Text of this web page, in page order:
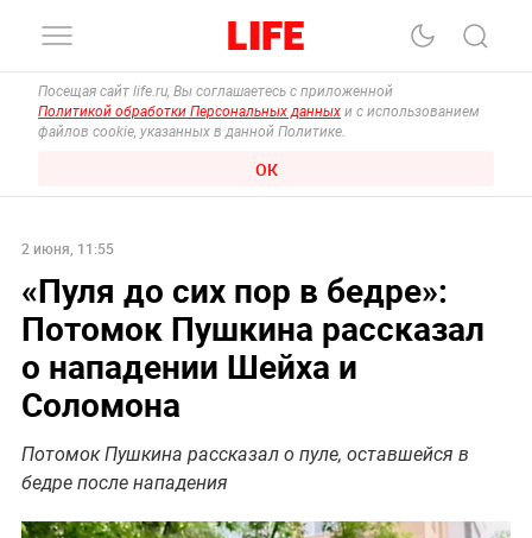
Посещая сайт life.ru, Вы соглашаетесь с приложенной
Политикой обработки Персональных данных и с использованием
файлов cookie, указанных в данной Политике.
ОК
2 июня, 11:55
«Пуля до сих пор в бедре»:
Потомок Пушкина рассказал
о нападении Шейха и
Соломона
Потомок Пушкина рассказал о пуле, оставшейся в
бедре после нападения